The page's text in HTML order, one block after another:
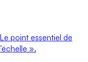
point essentiel de
».